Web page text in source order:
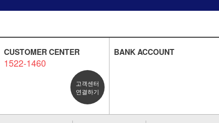
CUSTOMER CENTER
1522-1460
고객센터
연결하기
BANK ACCOUNT